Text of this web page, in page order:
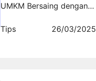
UMKM Bersaing dengan
Tips
26/03/2025